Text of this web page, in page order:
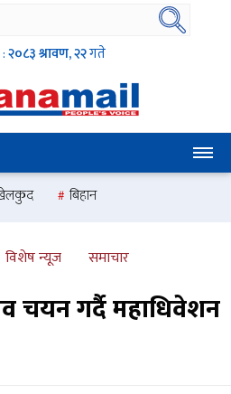
२०८३ श्रावण, २२गते
बिहान
विशेष न्यूज समाचार
चयन गर्दै महाधिवेशन